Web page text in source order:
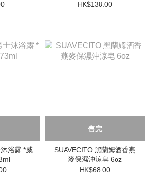
HK$138.00
售完
SUAVECITO 黑蘭姆酒香燕
麥保濕沖涼皂 6oz
HK$68.00